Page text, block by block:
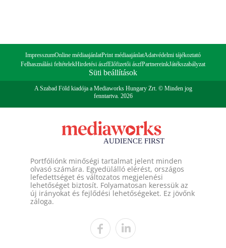
ImpresszumOnline médiaajánlatPrint médiaajánlatAdatvédelmi tájékoztató
Felhasználási feltételekHirdetési ászfElőfizetői ászfPartnereinkJátékszabályzat
Süti beállítások
A Szabad Föld kiadója a Mediaworks Hungary Zrt. © Minden jog
fenntartva. 2026
Portfóliónk minőségi tartalmat jelent minden
olvasó számára. Egyedülálló elérést, országos
lefedettséget és változatos megjelenési
lehetőséget biztosít. Folyamatosan keressük az
új irányokat és fejlődési lehetőségeket. Ez jövőnk
záloga.